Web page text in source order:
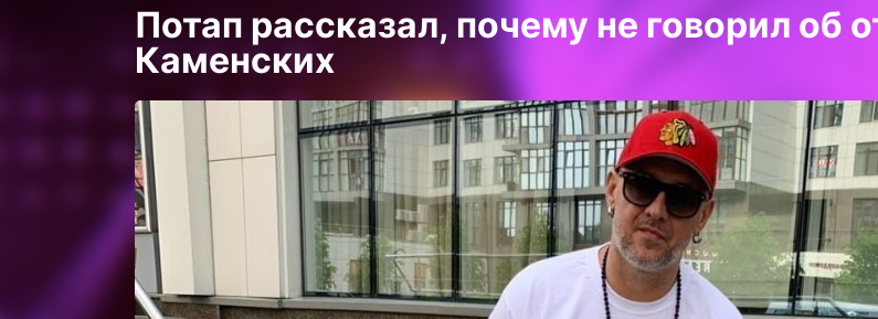
СТАТУС: В СЕТИ
ЛИЧНЫЙ ВОПРОС
ДОТЯНИСЬ ДО ЗВЁЗД
Потап рассказал, почему не говорил об
Каменских